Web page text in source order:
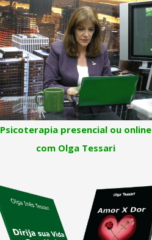
Psicoterapia presencial ou online
com Olga Tessari